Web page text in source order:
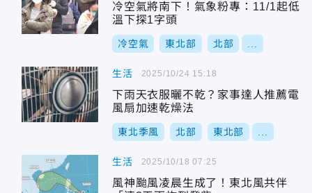
冷空氣將南下！氣象粉專：11/1起低
溫下探1字頭
冷空氣 東北部 北部
生活
下雨天衣服曬不乾？家事達人推薦電
風扇加速乾燥法
東北季風 北部 東北部
2025/10/24 15:18
生活
風神颱風凌晨生成了！東北風共伴
2025/10/18 07:25